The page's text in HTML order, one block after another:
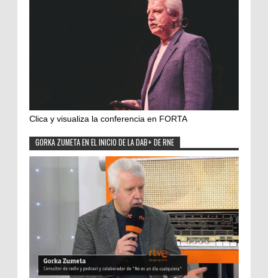
Clica y visualiza la conferencia en FORTA
GORKA ZUMETA EN EL INICIO DE LA DAB+ DE RNE